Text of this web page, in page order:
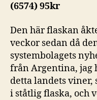
(6574) 95kr
Den här flaskan
veckor sedan då
systembolagets
från Argentina, jag
detta landets viner,
i ståtlig flaska, och